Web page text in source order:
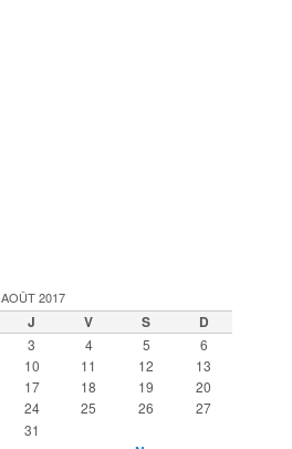
AOÛT 2017
J V S D
3 4 5
6
10 11 12
13
17 18 19
20
24 25 26
27
31